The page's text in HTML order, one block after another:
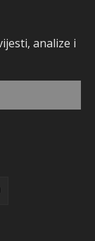
analize i